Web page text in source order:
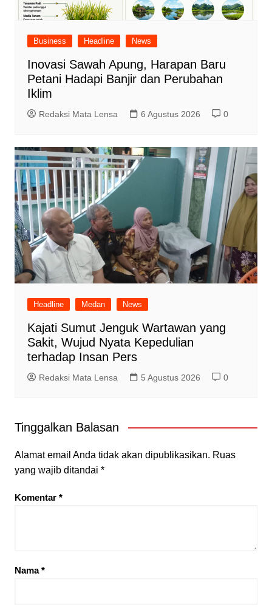
Business Headline News
Inovasi Sawah Apung, Harapan Baru
Petani Hadapi Banjir dan Perubahan
Iklim
Redaksi Mata Lensa 6 Agustus 2026 0
Headline Medan News
Kajati Sumut Jenguk Wartawan yang
Sakit, Wujud Nyata Kepedulian
terhadap Insan Pers
Redaksi Mata Lensa 5 Agustus 2026 0
Tinggalkan Balasan
Alamat email Anda tidak akan dipublikasikan. Ruas
yang wajib ditandai *
Komentar *
Nama*